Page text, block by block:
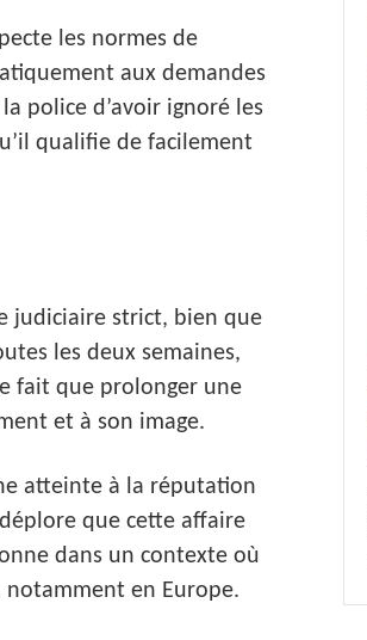
les normes de
aux demandes
police d’avoir ignoré les
qualifie de facilement
judiciaire strict, bien que
les deux semaines,
fait que prolonger une
et à son image.
atteinte à la réputation
que cette affaire
dans un contexte où
en Europe.